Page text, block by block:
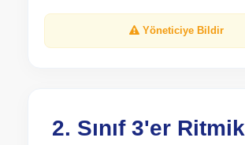
Yöneticiye Bildir
2. Sınıf 3'er Ritmik